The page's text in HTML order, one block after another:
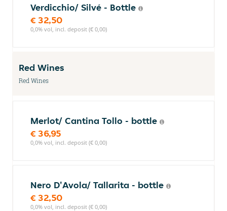
Verdicchio/ Silvé - Bottle
€ 32,50
0,0% vol, incl. deposit (€ 0,00)
Red Wines
Red Wines
Merlot/ Cantina Tollo - bottle
€ 36,95
0,0% vol, incl. deposit (€ 0,00)
Nero D'Avola/ Tallarita - bottle
€ 32,50
0,0% vol, incl. deposit (€ 0,00)